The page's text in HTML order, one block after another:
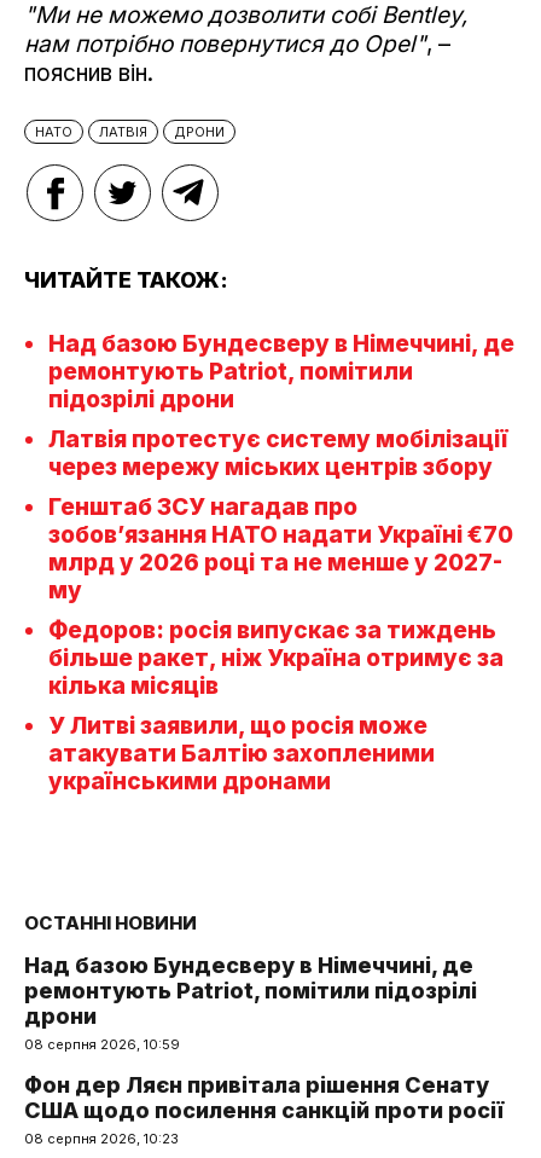
"Ми не можемо дозволити собі Bentley,
нам потрібно повернутися до Opel", –
пояснив він.
НАТО ЛАТВІЯ ДРОНИ
ЧИТАЙТЕ ТАКОЖ:
Над базою Бундесверу в Німеччині, де
ремонтують Patriot, помітили
підозрілі дрони
Латвія протестує систему мобілізації
через мережу міських центрів збору
Генштаб ЗСУ нагадав про
зобов’язання НАТО надати Україні €70
млрд у 2026 році та не менше у 2027-
му
Федоров: росія випускає за тиждень
більше ракет, ніж Україна отримує за
кілька місяців
У Литві заявили, що росія може
атакувати Балтію захопленими
українськими дронами
ОСТАННІ НОВИНИ
Над базою Бундесверу в Німеччині, де
ремонтують Patriot, помітили підозрілі
дрони
08 серпня 2026, 10:59
Фон дер Ляєн привітала рішення Сенату
США щодо посилення санкцій проти росії
08 серпня 2026, 10:23